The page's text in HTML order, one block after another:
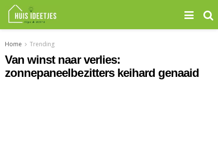
Home Trending
Van winst naar verlies:
zonnepaneelbezitters keihard genaaid